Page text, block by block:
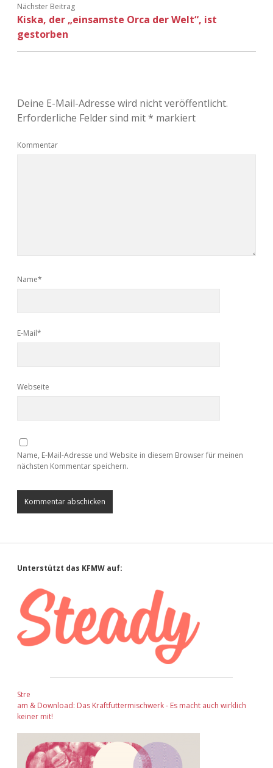
Adventskalender 2023
Adventskalender 2024
Nächster Beitrag
Kiska, der „einsamste Orca der Welt“, ist
gestorben
Deine E-Mail-Adresse wird nicht veröffentlicht.
Erforderliche Felder sind mit* markiert
Kommentar
Name*
E-Mail*
Webseite
Name, E-Mail-Adresse und Website in diesem Browser für meinen
nächsten Kommentar speichern.
Sidebar
Unterstützt das KFMW auf:
Stre
am & Download: Das Kraftfuttermischwerk - Es macht auch wirklich
keiner mit!